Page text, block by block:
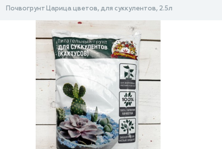
Почвогрунт Царица цветов, для суккулентов, 2.5л